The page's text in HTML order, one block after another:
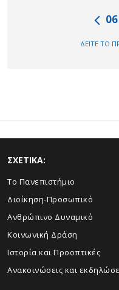
06
ΔΕΙΤΕ ΤΟ
ΣΧΕΤΙΚΑ:
Το Πανεπιστήμιο
Διοίκηση-Προσωπικό
Ανθρώπινο Δυναμικό
Κοινωνική Δράση
Ιστορία και Προοπτικές
Ανακοινώσεις και